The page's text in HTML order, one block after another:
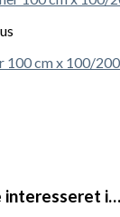
kr..
100 cm x 100/
interesseret i…